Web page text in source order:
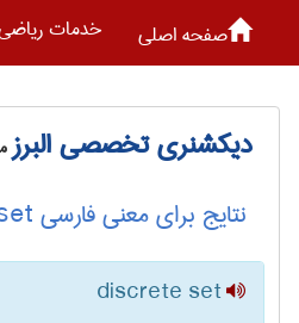
صفحه اصلی خدمات
دیکشنری تخصصی البرز
نتایج برای معنی فارسی discrete set
discrete set